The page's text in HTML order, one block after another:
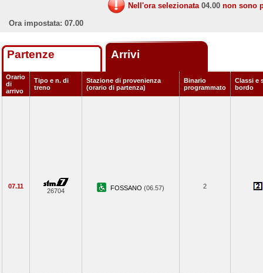
Nell'ora selezionata 04.00 non sono
Ora impostata: 07.00
Partenze Arrivi
Orario
di
arrivo
Tipo e n. di
treno
Stazione di provenienza
(orario di partenza)
Binario
programmato
Classi e
bordo
07.11
26704 FOSSANO (06.57) 2